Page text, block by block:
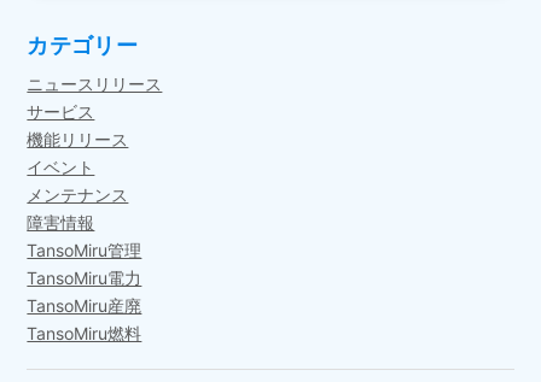
カテゴリー
ニュースリリース
サービス
機能リリース
イベント
メンテナンス
障害情報
TansoMiru管理
TansoMiru電力
TansoMiru産廃
TansoMiru燃料